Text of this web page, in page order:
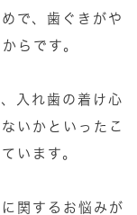
で、歯ぐきがや
らです。
入れ歯の着け心
いかといったこ
います。
関するお悩みが